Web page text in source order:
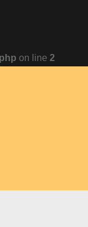
on line 2